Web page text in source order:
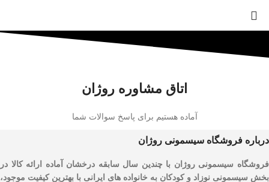
اتاق مشاوره روژان
آماده هستیم برای پاسخ سوالات شما
درباره فروشگاه سیسمونی روژان
فروشگاه سیسمونی روژان با چندین سال سابقه درخشان آماده ارائه کالا در
بخش سیسمونی نوزاد و کودکان به خانواده های ایرانی با بهترین کیفیت موجود،